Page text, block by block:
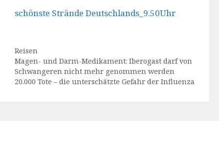
schönste Strände Deutschlands_9.50Uhr
Kategorien
Reisen
Magen- und Darm-Medikament: Iberogast darf von
Schwangeren nicht mehr genommen werden
20.000 Tote – die unterschätzte Gefahr der Influenza